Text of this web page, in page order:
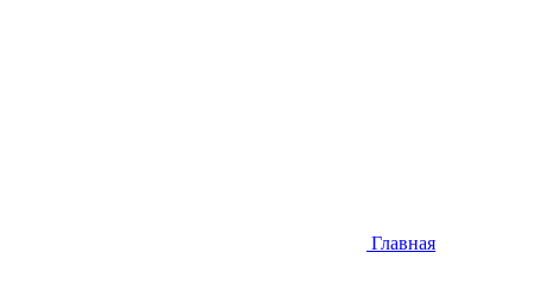
Главная